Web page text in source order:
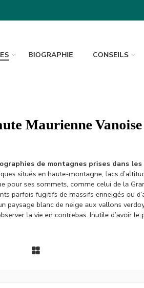
BIOGRAPHIE CONSEILS
Maurienne Vanoise
de montagnes prises dans les
situés en haute-montagne, lacs
pour ses sommets, comme celui de la
fugitifs de massifs enneigés ou
paysage blanc de neige aux vallons
la vie en contrebas. Inutile d’avoir